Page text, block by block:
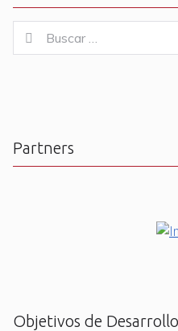
for:
Buscar
Partners
Objetivos de